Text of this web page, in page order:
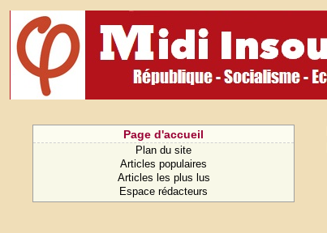
Page d'accueil
Plan du site
Articles populaires
Articles les plus lus
Espace rédacteurs